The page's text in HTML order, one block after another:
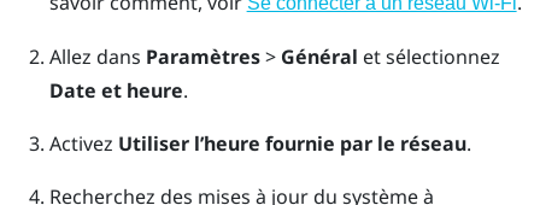
Allez dans Paramètres> Général et sélectionnez
Date et heure.
Activez Utiliser l’heure fournie par le réseau.
Recherchez des mises à jour du système à